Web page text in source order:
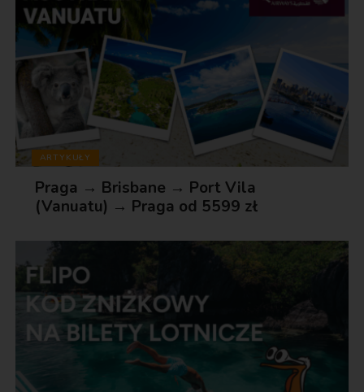
ARTYKUŁY
Praga → Brisbane → Port Vila
(Vanuatu) → Praga od 5599 zł